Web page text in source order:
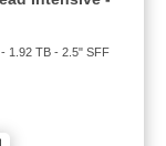
1.92 TB - 2.5" SFF